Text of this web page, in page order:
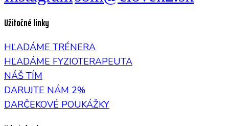
Užitočné linky
HĽADÁME TRÉNERA
HĽADÁME FYZIOTERAPEUTA
NÁŠ TÍM
DARUJTE NÁM 2%
DARČEKOVÉ POUKÁŽKY